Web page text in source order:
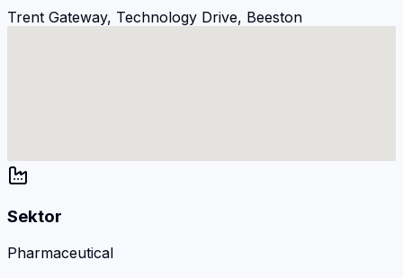
Trent Gateway, Technology Drive, Beeston
Sektor
Pharmaceutical